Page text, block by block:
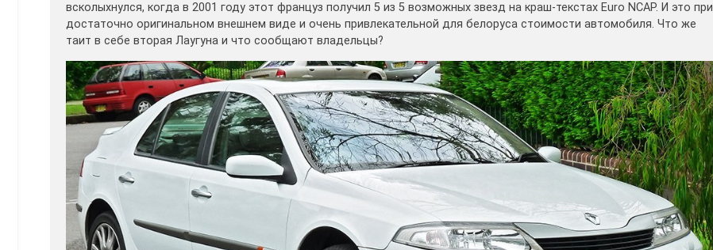
всколыхнулся, когда в 2001 году этот француз получил 5 из 5 возможных звезд на краш-текстах Euro NCAP. И это при
достаточно оригинальном внешнем виде и очень привлекательной для белоруса стоимости автомобиля. Что же
таит в себе вторая Лаугуна и что сообщают владельцы?